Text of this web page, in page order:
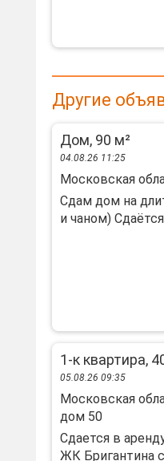
Другие
Дом, 90 м²
04.08.26 11:25
Московская
Сдам дом на
и чаном)
1-к квартира,
05.08.26 09:35
Московская
дом 50
Сдается в
ЖК Бригантина